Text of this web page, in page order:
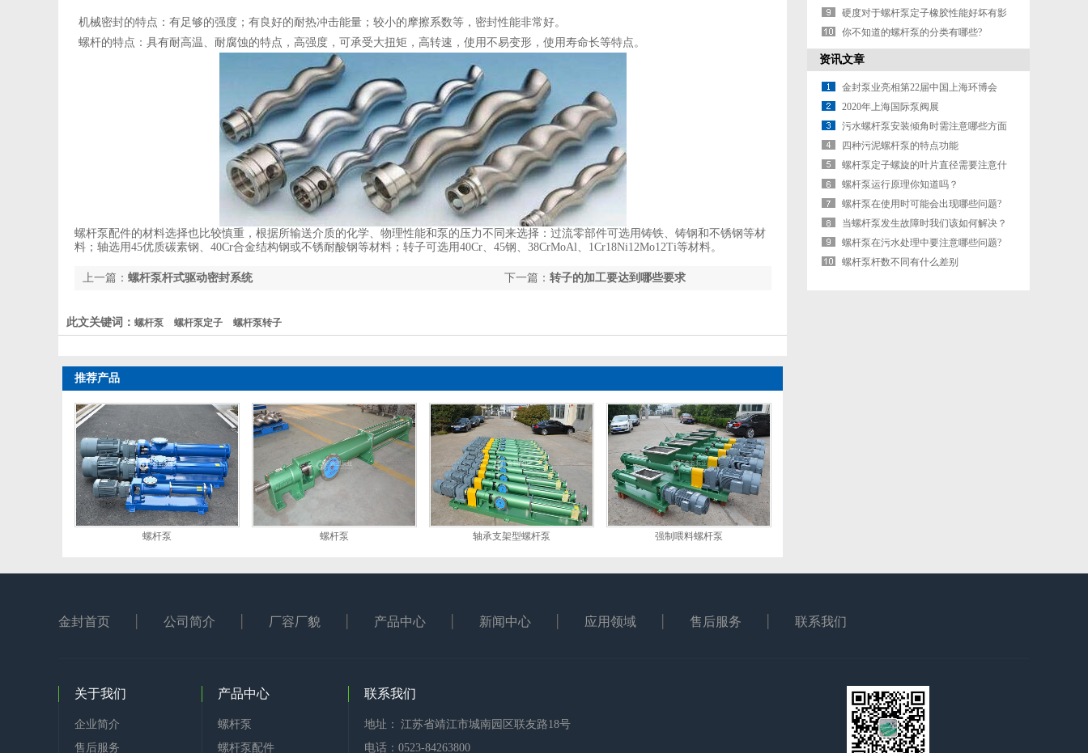
机械密封的特点：有足够的强度；有良好的耐热冲击能量；较小的摩擦系数等，密封性能非常好。
螺杆的特点：具有耐高温、耐腐蚀的特点，高强度，可承受大扭矩，高转速，使用不易变形，使用寿命长等特点。
螺杆泵配件的材料选择也比较慎重，根据所输送介质的化学、物理性能和泵的压力不同来选择：过流零部件可选用铸铁、铸钢和不锈钢等材
料；轴选用45优质碳素钢、40Cr合金结构钢或不锈耐酸钢等材料；转子可选用40Cr、45钢、38CrMoAl、1Cr18Ni12Mo12Ti等材料。
下一篇： 转子的加工要达到哪些要求
上一篇： 螺杆泵杆式驱动密封系统
此文关键词： 螺杆泵 螺杆泵定子 螺杆泵转子
推荐产品
螺杆泵 螺杆泵 轴承支架型螺杆泵 强制喂料螺杆泵
硬度对于螺杆泵定子橡胶性能好坏有影
响吗?
你不知道的螺杆泵的分类有哪些?
资讯文章
金封泵业亮相第22届中国上海环博会
2020年上海国际泵阀展
污水螺杆泵安装倾角时需注意哪些方面
四种污泥螺杆泵的特点功能
螺杆泵定子螺旋的叶片直径需要注意什
么?
螺杆泵运行原理你知道吗？
螺杆泵在使用时可能会出现哪些问题?
当螺杆泵发生故障时我们该如何解决？
螺杆泵在污水处理中要注意哪些问题?
螺杆泵杆数不同有什么差别
金封首页 公司简介 厂容厂貌 产品中心 新闻中心 应用领域 售后服务 联系我们
关于我们
企业简介
售后服务
产品中心
螺杆泵
螺杆泵配件
联系我们
地址： 江苏省靖江市城南园区联友路18号
电话：0523-84263800